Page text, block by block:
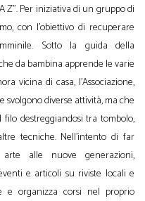
Z”. Per iniziativa di un gruppo di
con l’obiettivo di recuperare
Sotto la guida della
da bambina apprende le varie
vicina di casa, l’Associazione,
svolgono diverse attività, ma che
destreggiandosi tra tombolo,
tecniche. Nell’intento di far
arte alle nuove generazioni,
e articoli su riviste locali e
e organizza corsi nel proprio